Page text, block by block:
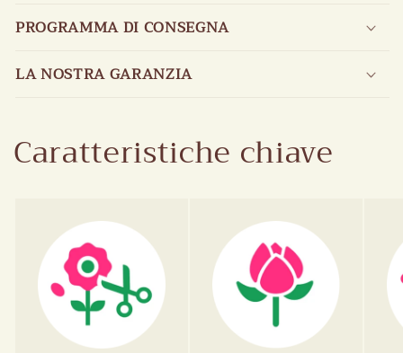
PROGRAMMA DI CONSEGNA
LA NOSTRA GARANZIA
Caratteristiche chiave